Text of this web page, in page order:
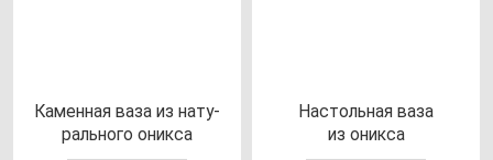
Камен­ная ва­за из на­ту­
раль­но­го оник­са
Нас­толь­ная ва­за
из оник­са